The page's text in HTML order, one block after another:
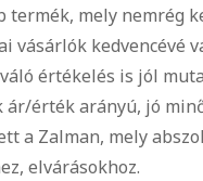
termék, mely nemrég
vásárlók kedvencévé
értékelés is jól
ár/érték arányú, jó
a Zalman, mely
elvárásokhoz.